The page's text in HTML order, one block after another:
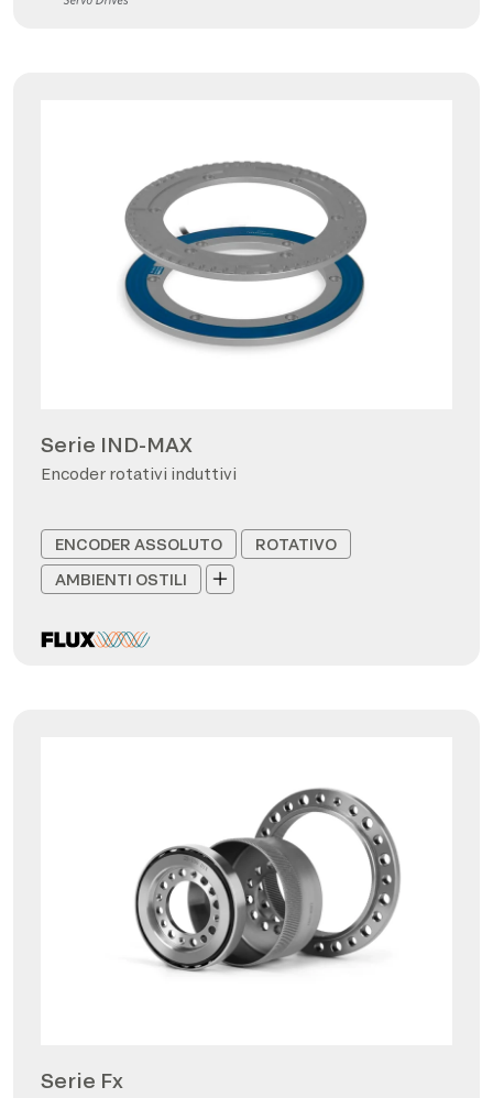
Serie IND-MAX
Encoder rotativi induttivi
ENCODER ASSOLUTO
ROTATIVO
AMBIENTI OSTILI
Serie Fx